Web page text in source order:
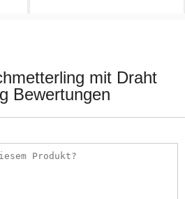
mit Draht
Bewertungen